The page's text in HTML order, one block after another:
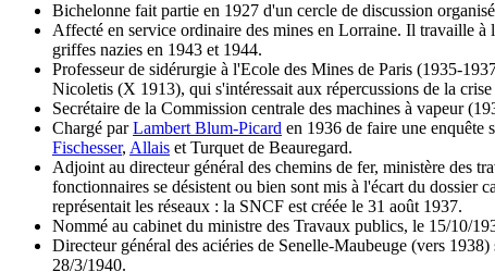
Bichelonne fait partie en 1927 d'un cercle de discussion
Affecté en service ordinaire des mines en Lorraine. Il travaille
griffes nazies en 1943 et 1944.
Professeur de sidérurgie à l'Ecole des Mines de Paris (1935-
Nicoletis (X 1913), qui s'intéressait aux répercussions de la
Secrétaire de la Commission centrale des machines à vapeur
Chargé parLambert Blum-Picard en 1936 de faire une enquête
Fischesser, Allais et Turquet de Beauregard.
Adjoint au directeur général des chemins de fer, ministère des
fonctionnaires se désistent ou bien sont mis à l'écart du dossier
représentait les réseaux : la SNCF est créée le 31 août 1937.
Nommé au cabinet du ministre des Travaux publics, le 15/10/
Directeur général des aciéries de Senelle-Maubeuge (vers
28/3/1940.